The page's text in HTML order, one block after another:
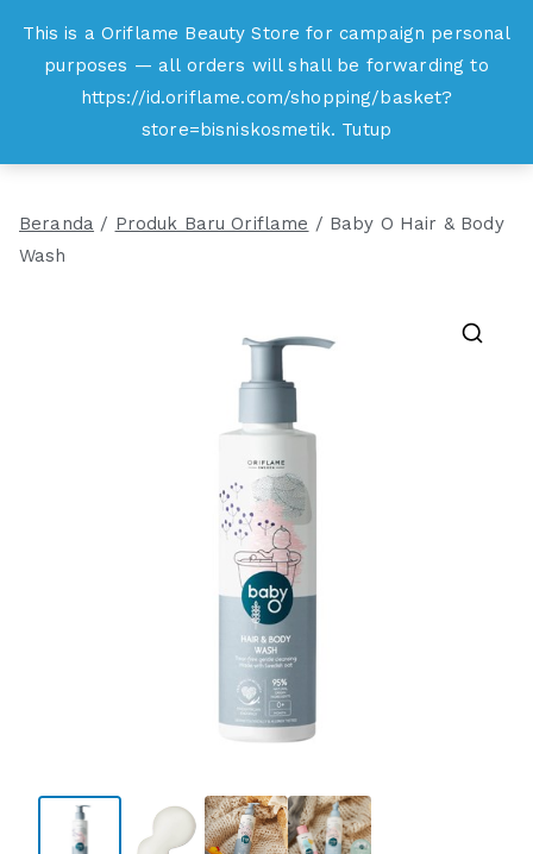
This is a Oriflame Beauty Store for campaign personal
purposes — all orders will shall be forwarding to
https://id.oriflame.com/shopping/basket?
store=bisniskosmetik. Tutup
konten
Oriflame
Belanja Online dan Peluang Usaha Produk
Kecantikan
Beranda / Produk Baru Oriflame / Baby O Hair & Body
Wash